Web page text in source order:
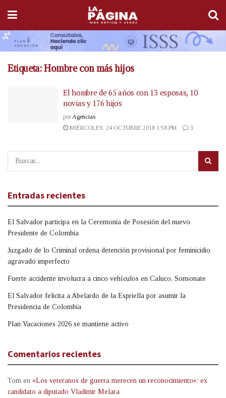
Etiqueta:Hombre con más hijos
El hombre de 65 años con 13 esposas, 10
novias y 176 hijos
por Agencias
MIÉRCOLES, 24 OCTUBRE 2018 1:58 PM
3
Entradas recientes
El Salvador participa en la Ceremonia de Posesión del nuevo
Presidente de Colombia
Juzgado de lo Criminal ordena detención provisional por feminicidio
agravado imperfecto
Fuerte accidente involucra a cinco vehículos en Caluco, Sonsonate
El Salvador felicita a Abelardo de la Espriella por asumir la
Presidencia de Colombia
Plan Vacaciones 2026 se mantiene activo
Comentarios recientes
Tom en «Los veteranos de guerra merecen un reconocimiento»: ex
candidato a diputado Vladimir Melara